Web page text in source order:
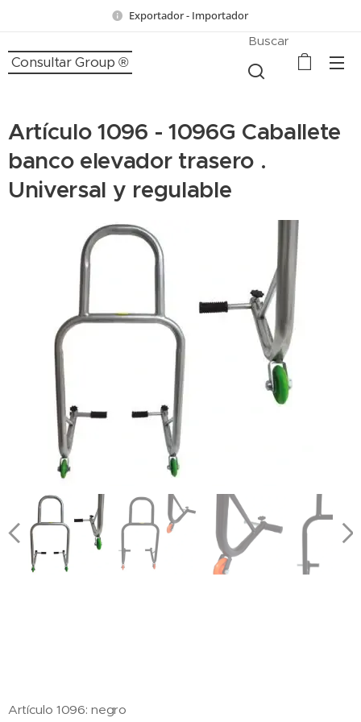
Exportador - Importador
Consultar Group ®
Buscar
Artículo 1096 - 1096G Caballete
banco elevador trasero .
Universal y regulable
Artículo 1096: negro